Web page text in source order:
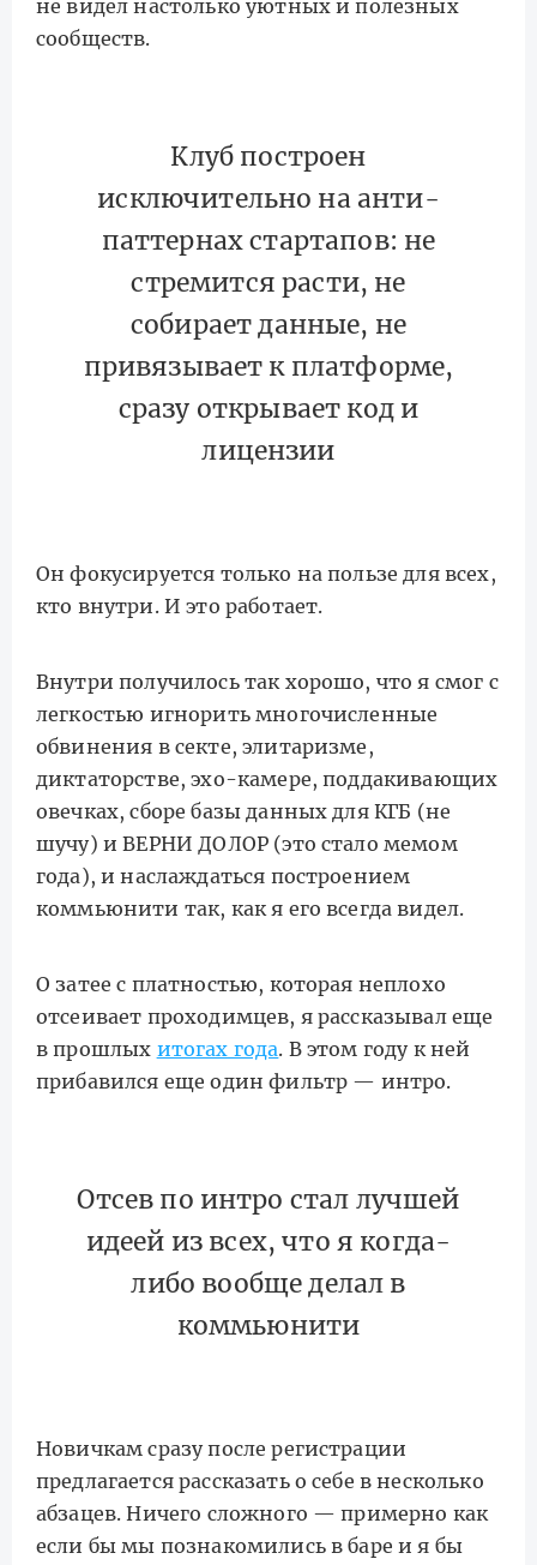
не видел настолько уютных и полезных
сообществ.
Клуб построен
исключительно на анти-
паттернах стартапов: не
стремится расти, не
собирает данные, не
привязывает к платформе,
сразу открывает код и
лицензии
Он фокусируется только на пользе для всех,
кто внутри. И это работает.
Внутри получилось так хорошо, что я смог с
легкостью игнорить многочисленные
обвинения в секте, элитаризме,
диктаторстве, эхо-камере, поддакивающих
овечках, сборе базы данных для КГБ (не
шучу) и ВЕРНИ ДОЛОР (это стало мемом
года), и наслаждаться построением
коммьюнити так, как я его всегда видел.
О затее с платностью, которая неплохо
отсеивает проходимцев, я рассказывал еще
в прошлых итогах года. В этом году к ней
прибавился еще один фильтр — интро.
Отсев по интро стал лучшей
идеей из всех, что я когда-
либо вообще делал в
коммьюнити
Новичкам сразу после регистрации
предлагается рассказать о себе в несколько
абзацев. Ничего сложного — примерно как
если бы мы познакомились в баре и я бы